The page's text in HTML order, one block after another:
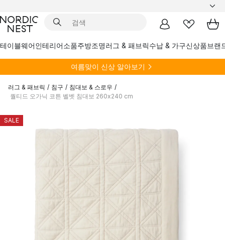
테이블웨어인테리어소품주방조명러그 & 패브릭수납 & 가구신상품브랜
여름맞이 신상 알아보기
러그 & 패브릭 / 침구 / 침대보 & 스로우 /
퀄티드 오가닉 코튼 벨벳 침대보 260x240 cm
SALE